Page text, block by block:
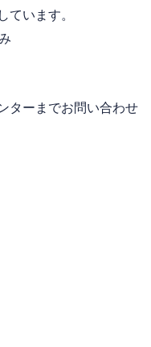
います。
き込み
ターまでお問い合わせ